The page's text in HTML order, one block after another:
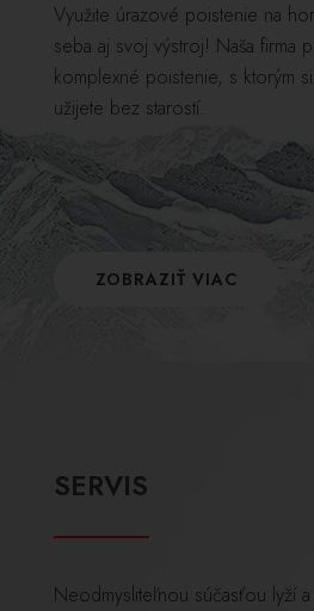
Využite úrazové poistenie na
seba aj svoj výstroj! Naša firma
komplexné poistenie, s ktorým
užijete bez starostí.
ZOBRAZIŤ VIAC
SERVIS
Neodmysliteľnou súčasťou lyží